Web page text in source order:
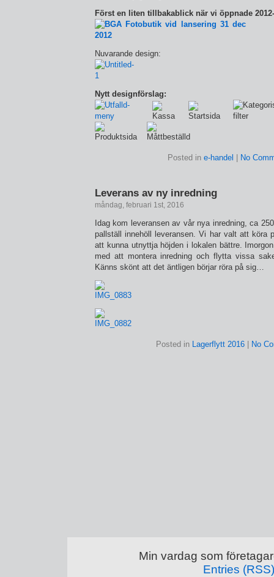
Först en liten tillbakablick när vi öppnade
Nuvarande design:
Nytt designförslag:
Posted in e-handel No
Leverans av ny inredning
måndag, februari 1st, 2016
Idag kom leveransen av vår nya inredning, ca
pallställ innehöll leveransen. Vi har valt att köra
att kunna utnyttja höjden i lokalen bättre.
med att montera inredning och flytta vissa
Känns skönt att det äntligen börjar röra på sig…
Posted in Lagerflytt 2016 No
Min vardag som
Entries (RSS)